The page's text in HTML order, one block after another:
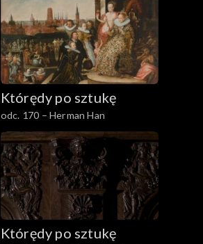
Którędy po sztukę
odc. 170 – Herman Han
Którędy po sztukę